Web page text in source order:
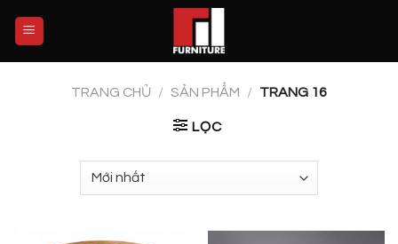
TRANG CHỦ / SẢN PHẨM / TRANG 16
LỌC